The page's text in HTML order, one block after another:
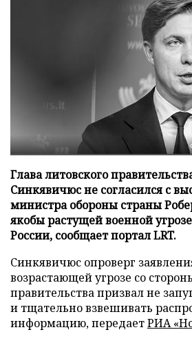
Глава литовского
Синкявичюс не согласился с
министра обороны страны
якобы растущей военной
России, сообщает портал LRT.
Синкявичюс опроверг
возрастающей угрозе со
правительства призвал не
и тщательно взвешивать
информацию, передаетРИА